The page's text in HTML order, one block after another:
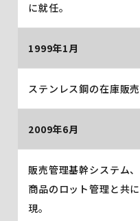
に就任。
1999年1月
ステンレス鋼の在庫販売
2009年6月
販売管理基幹システム
商品のロット管理と共
現。